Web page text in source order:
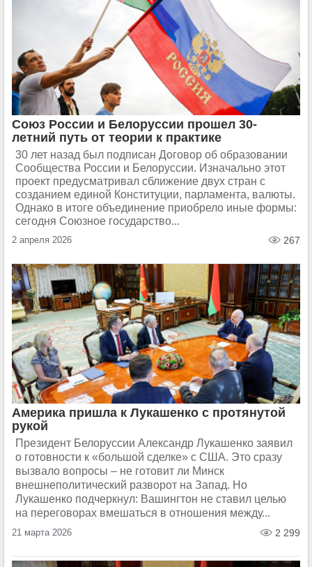
Союз России и Белоруссии прошел 30-
летний путь от теории к практике
30 лет назад был подписан Договор об образовании
Сообщества России и Белоруссии. Изначально этот
проект предусматривал сближение двух стран с
созданием единой Конституции, парламента, валюты.
Однако в итоге объединение приобрело иные формы:
сегодня Союзное государство...
2 апреля 2026 267
Америка пришла к Лукашенко с протянутой
рукой
Президент Белоруссии Александр Лукашенко заявил
о готовности к «большой сделке» с США. Это сразу
вызвало вопросы – не готовит ли Минск
внешнеполитический разворот на Запад. Но
Лукашенко подчеркнул: Вашингтон не ставил целью
на переговорах вмешаться в отношения между...
21 марта 2026 2 299